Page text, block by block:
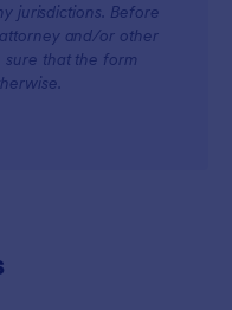
jurisdictions. Before
and/or other
sure that the form